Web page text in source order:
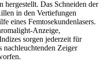
hergestellt. Das Schneiden der
in den Vertiefungen
eines Femtosekundenlasers.
Anzeige,
sorgen jederzeit für
nachleuchtenden Zeiger